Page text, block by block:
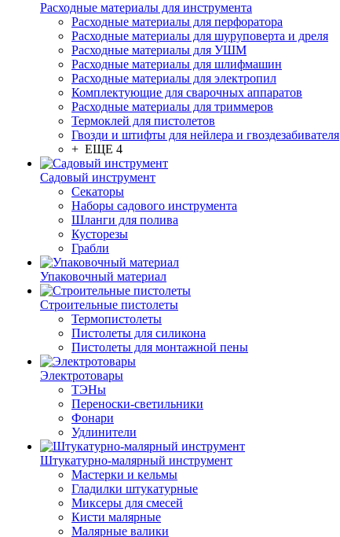
Расходные материалы для инструмента
Расходные материалы для перфоратора
Расходные материалы для шуруповерта и дреля
Расходные материалы для УШМ
Расходные материалы для шлифмашин
Расходные материалы для электропил
Комплектующие для сварочных аппаратов
Расходные материалы для триммеров
Термоклей для пистолетов
Гвозди и штифты для нейлера и гвоздезабивателя
+ ЕЩЕ 4
Садовый инструмент
Секаторы
Наборы садового инструмента
Шланги для полива
Кусторезы
Грабли
Упаковочный материал
Строительные пистолеты
Термопистолеты
Пистолеты для силикона
Пистолеты для монтажной пены
Электротовары
ТЭНы
Переноски-светильники
Фонари
Удлинители
Штукатурно-малярный инструмент
Мастерки и кельмы
Гладилки штукатурные
Миксеры для смесей
Кисти малярные
Малярные валики